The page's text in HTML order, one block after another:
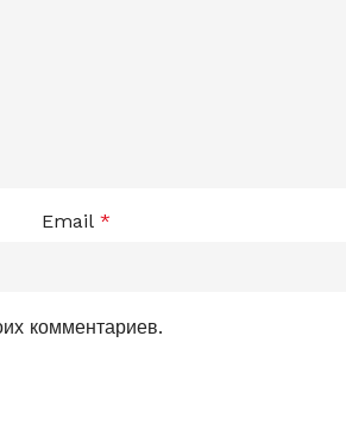
Email *
комментариев.